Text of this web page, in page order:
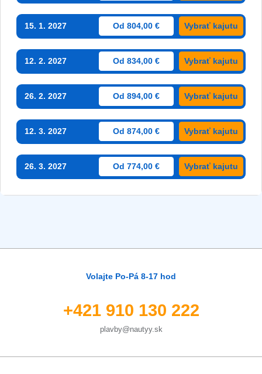
15. 1. 2027 Od 804,00 € Vybrať kajutu
12. 2. 2027 Od 834,00 € Vybrať kajutu
26. 2. 2027 Od 894,00 € Vybrať kajutu
12. 3. 2027 Od 874,00 € Vybrať kajutu
26. 3. 2027 Od 774,00 € Vybrať kajutu
Volajte Po-Pá 8-17 hod
+421 910 130 222
plavby@nautyy.sk